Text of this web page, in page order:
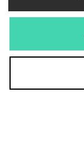
Nu300.00 kr.